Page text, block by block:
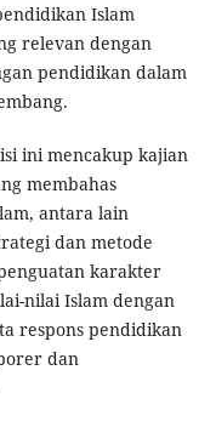
Islam
relevan dengan
pendidikan dalam
ini mencakup kajian
membahas
antara lain
dan metode
karakter
nilai Islam dengan
respons pendidikan
dan